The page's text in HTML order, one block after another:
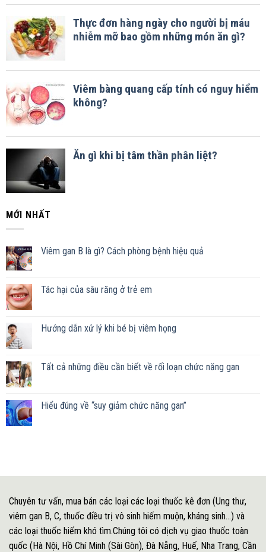
MỚI NHẤT
Viêm gan B là gì? Cách phòng bệnh hiệu quả
Tác hại của sâu răng ở trẻ em
Hướng dẫn xử lý khi bé bị viêm họng
Tất cả những điều cần biết về rối loạn chức năng gan
Hiểu đúng về “suy giảm chức năng gan”
Chuyên tư vấn, mua bán các loại các loại thuốc kê đơn (Ung thư,
viêm gan B, C, thuốc điều trị vô sinh hiếm muộn, kháng sinh...) và
các loại thuốc hiếm khó tìm.Chúng tôi có dịch vụ giao thuốc toàn
quốc (Hà Nội, Hồ Chí Minh (Sài Gòn), Đà Nẵng, Huế, Nha Trang, Cần